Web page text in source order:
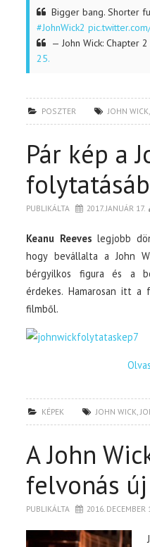
Bigger bang. Shorter
#JohnWick2
— John Wick: Chapter
25.
POSZTER JOHN WICK
Pár kép a
PUBLIKÁLTA 2017. JANUÁR 17.
Keanu Reeves legjobb
hogy bevállalta a John
bérgyilkos figura és a
érdekes. Hamarosan itt
filmből.
KÉPEK JOHN WICK,
A John
felvonás
PUBLIKÁLTA 2016. DECEMBER